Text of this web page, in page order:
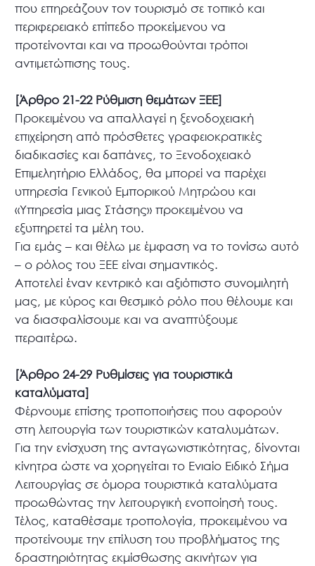
που επηρεάζουν τον τουρισμό σε τοπικό και
περιφερειακό επίπεδο προκείμενου να
προτείνονται και να προωθούνται τρόποι
αντιμετώπισης τους.
[Άρθρο 21-22 Ρύθμιση θεμάτων ΞΕΕ]
Προκειμένου να απαλλαγεί η ξενοδοχειακή
επιχείρηση από πρόσθετες γραφειοκρατικές
διαδικασίες και δαπάνες, το Ξενοδοχειακό
Επιμελητήριο Ελλάδος, θα μπορεί να παρέχει
υπηρεσία Γενικού Εμπορικού Μητρώου και
«Υπηρεσία μιας Στάσης» προκειμένου να
εξυπηρετεί τα μέλη του.
Για εμάς – και θέλω με έμφαση να το τονίσω αυτό
– ο ρόλος του ΞΕΕ είναι σημαντικός.
Αποτελεί έναν κεντρικό και αξιόπιστο συνομιλητή
μας, με κύρος και θεσμικό ρόλο που θέλουμε και
να διασφαλίσουμε και να αναπτύξουμε
περαιτέρω.
[Άρθρο 24-29 Ρυθμίσεις για τουριστικά
καταλύματα]
Φέρνουμε επίσης τροποποιήσεις που αφορούν
στη λειτουργία των τουριστικών καταλυμάτων.
Για την ενίσχυση της ανταγωνιστικότητας, δίνονται
κίνητρα ώστε να χορηγείται το Ενιαίο Ειδικό Σήμα
Λειτουργίας σε όμορα τουριστικά καταλύματα
προωθώντας την λειτουργική ενοποίησή τους.
Τέλος, καταθέσαμε τροπολογία, προκειμένου να
προτείνουμε την επίλυση του προβλήματος της
δραστηριότητας εκμίσθωσης ακινήτων για